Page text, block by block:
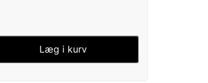
Læg i kurv